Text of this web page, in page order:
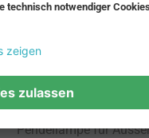
Beliebte Leuchten
Pendellampe für